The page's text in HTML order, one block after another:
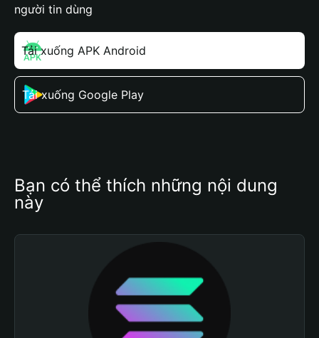
người tin dùng
Tải xuống APK Android
Tải xuống Google Play
Bạn có thể thích những nội dung
này